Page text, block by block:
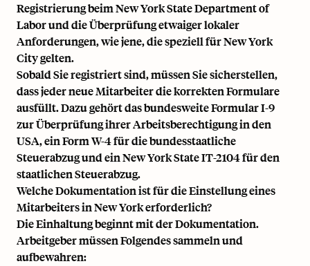
Registrierung beim New York State Department of
Labor und die Überprüfung etwaiger lokaler
Anforderungen, wie jene, die speziell für New York
City gelten.
Sobald Sie registriert sind, müssen Sie sicherstellen,
dass jeder neue Mitarbeiter die korrekten Formulare
ausfüllt. Dazu gehört das bundesweite Formular I-9
zur Überprüfung ihrerArbeitsberechtigung in den
USA, einForm W-4für die bundesstaatliche
Steuerabzug und ein New York State IT-2104 für den
staatlichen Steuerabzug.
Welche Dokumentation ist für die Einstellung eines
Mitarbeiters in New York erforderlich?
Die Einhaltung beginnt mit der Dokumentation.
Arbeitgeber müssen Folgendes sammeln und
aufbewahren: